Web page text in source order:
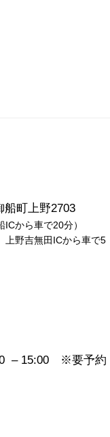
町上野2703
から車で20分）
野吉無田ICから車で5
– 15:00 ※要予約